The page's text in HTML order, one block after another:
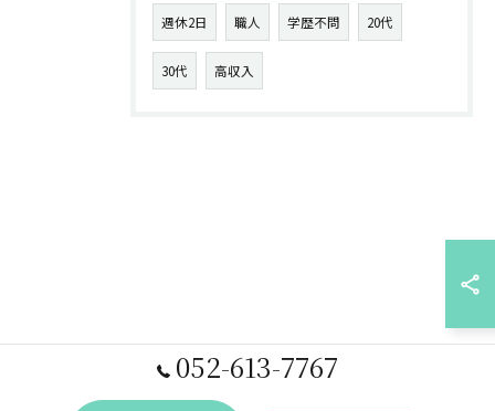
週休2日 職人 学歴不問 20代
30代 高収入
052-613-7767